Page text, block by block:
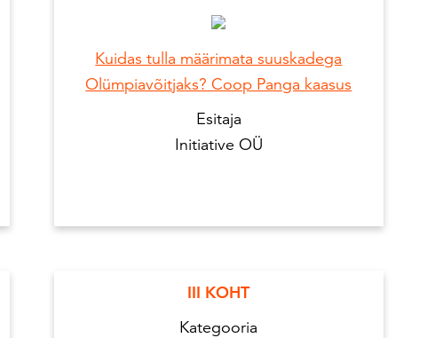
Kuidas tulla määrimata suuskadega
Olümpiavõitjaks? Coop Panga kaasus
Esitaja
Initiative OÜ
III KOHT
Kategooria